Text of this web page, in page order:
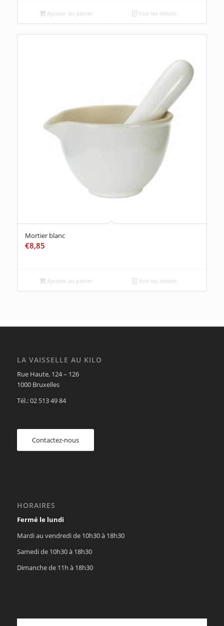
Ajouter au panier Voir les détails
Mortier blanc
€8,85
Ajouter au panier Voir les détails
LA VAISSELLE AU KILO
Rue Haute, 124 – 126
1000 Bruxelles
Tél.: 02 513 49 84
Contactez-nous
HORAIRES
Fermé le lundi
Mardi au vendredi de 10h30 à 18h30
Samedi de 10h30 à 18h30
Dimanche de 11h à 18h30